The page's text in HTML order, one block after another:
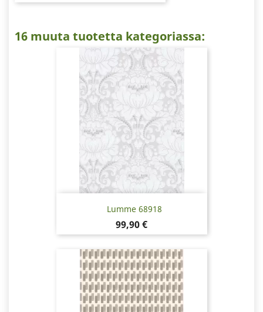
16 muuta tuotetta kategoriassa:
Lumme 68918
Hinta
99,90 €